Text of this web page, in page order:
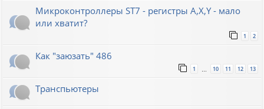
Микроконтроллеры ST7 - регистры A,X,Y - мало
или хватит?
1 2
Как "заюзать" 486
1 10 11 12 13
Транспьютеры